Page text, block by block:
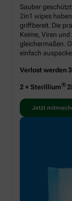
Sauber
2in1 wipes
griffbereit. Die
Keime, Viren
gleichermaßen.
einfach
Verlost werden
2 × Sterillium®
Jetzt